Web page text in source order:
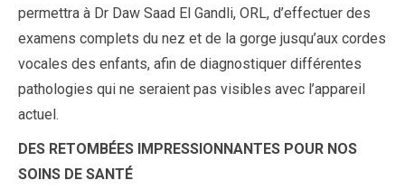
permettra à Dr Daw Saad El Gandli, ORL, d’effectuer des
examens complets du nez et de la gorge jusqu’aux cordes
vocales des enfants, afin de diagnostiquer différentes
pathologies qui ne seraient pas visibles avec l’appareil
actuel.
DES RETOMBÉES IMPRESSIONNANTES POUR NOS
SOINS DE SANTÉ